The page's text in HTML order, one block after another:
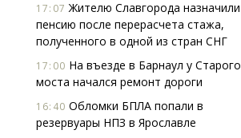
17:07 Жителю Славгорода назначили
пенсию после перерасчета стажа,
полученного в одной из стран СНГ
17:00 На въезде в Барнаул у Старого
моста начался ремонт дороги
16:40 Обломки БПЛА попали в
резервуары НПЗ в Ярославле